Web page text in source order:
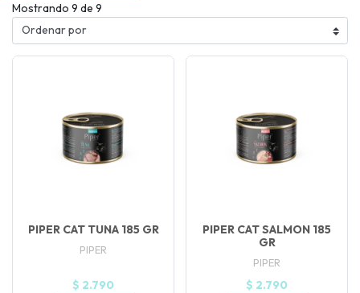
Mostrando 9 de 9
PIPER CAT TUNA 185 GR
PIPER
$ 2.790
PIPER CAT SALMON 185
GR
PIPER
$ 2.790